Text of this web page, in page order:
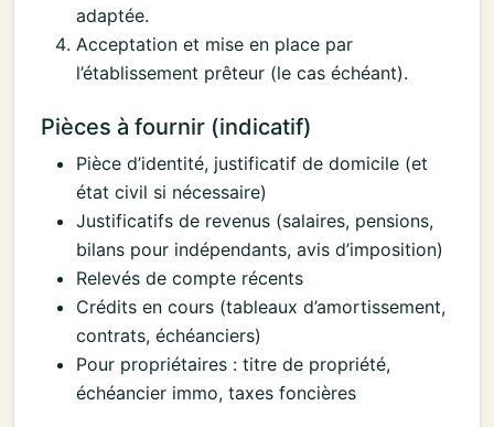
adaptée.
Acceptation et mise en place par
l’établissement prêteur (le cas échéant).
Pièces à fournir (indicatif)
Pièce d’identité, justificatif de domicile (et
état civil si nécessaire)
Justificatifs de revenus (salaires, pensions,
bilans pour indépendants, avis d’imposition)
Relevés de compte récents
Crédits en cours (tableaux d’amortissement,
contrats, échéanciers)
Pour propriétaires : titre de propriété,
échéancier immo, taxes foncières